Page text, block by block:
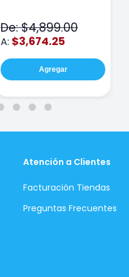
De: $4,899.00
A: $3,674.25
Agregar
Atención a Clientes
Facturación Tiendas
Preguntas Frecuentes